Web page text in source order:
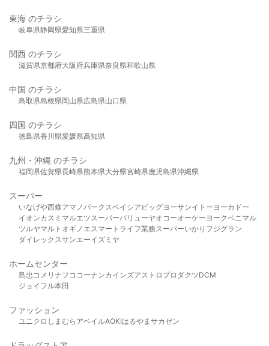
東海 のチラシ
岐阜県静岡県愛知県三重県
関西 のチラシ
滋賀県京都府大阪府兵庫県奈良県和歌山県
中国 のチラシ
鳥取県島根県岡山県広島県山口県
四国 のチラシ
徳島県香川県愛媛県高知県
九州・沖縄 のチラシ
福岡県佐賀県長崎県熊本県大分県宮崎県鹿児島県沖縄県
スーパー
いなげや西條アマノパークスベイシア ビッグヨーサンイトーヨーカドー
イオンカスミ マルエツスーパーバリューヤオコーオーケー ヨークベニマル
ツルヤマルト オギノ エスマート ライフ業務スーパーいかり フジグラン
ダイレックスサンエーイズミヤ
ホームセンター
島忠 コメリ ナフコ コーナンカインズアストロプロダクツDCM
ジョイフル本田
ファッション
ユニクロ しまむら アベイルAOKIはるやま サカゼン